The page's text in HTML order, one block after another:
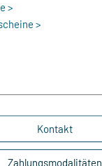
>
>
Kontakt
Zahlungsmodalitäten